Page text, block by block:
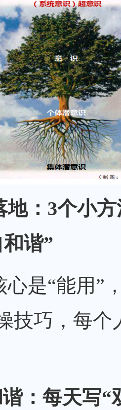
： 3个小
和谐”
心是“能用”
技巧，每个
：每天写“